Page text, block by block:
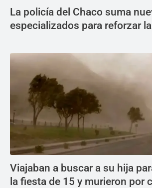
La policía del Chaco suma
especializados para reforzar
Viajaban a buscar a su hija
la fiesta de 15 y murieron por